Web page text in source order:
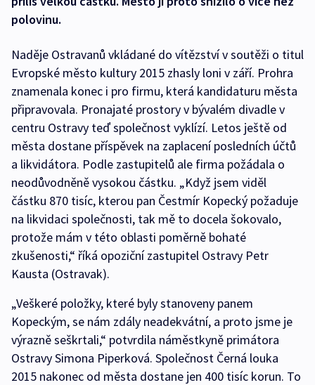
polovinu.
Naděje Ostravanů vkládané do vítězství v soutěži o titul
Evropské město kultury 2015 zhasly loni v září. Prohra
znamenala konec i pro firmu, která kandidaturu města
připravovala. Pronajaté prostory v bývalém divadle v
centru Ostravy teď společnost vyklízí. Letos ještě od
města dostane příspěvek na zaplacení posledních účtů
a likvidátora. Podle zastupitelů ale firma požádala o
neodůvodněně vysokou částku. „Když jsem viděl
částku 870 tisíc, kterou pan Čestmír Kopecký požaduje
na likvidaci společnosti, tak mě to docela šokovalo,
protože mám v této oblasti poměrně bohaté
zkušenosti,“ říká opoziční zastupitel Ostravy Petr
Kausta (Ostravak).
„Veškeré položky, které byly stanoveny panem
Kopeckým, se nám zdály neadekvátní, a proto jsme je
výrazně seškrtali,“ potvrdila náměstkyně primátora
Ostravy Simona Piperková. Společnost Černá louka
2015 nakonec od města dostane jen 400 tisíc korun. To